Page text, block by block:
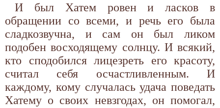
И был Хатем ровен и ласков в
обращении со всеми, и речь его была
сладкозвучна, и сам он был ликом
подобен восходящему солнцу. И всякий,
кто сподобился лицезреть его красоту,
считал себя осчастливленным. И
каждому, кому случалась удача поведать
Хатему о своих невзгодах, он помогал,